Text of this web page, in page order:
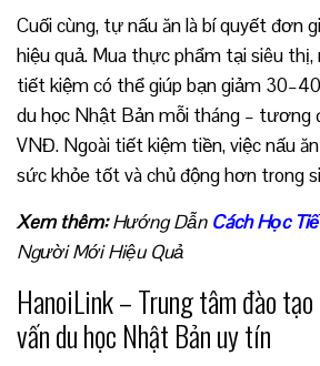
Cuối cùng, tự nấu ăn là bí quyết đơn
hiệu quả. Mua thực phẩm tại siêu
tiết kiệm có thể giúp bạn giảm
du học Nhật Bản mỗi tháng – tương
VNĐ. Ngoài tiết kiệm tiền, việc nấu
sức khỏe tốt và chủ động hơn trong
Xem thêm:Hướng Dẫn Cách Học
Người Mới Hiệu Quả
HanoiLink – Trung tâm đào
vấn du học Nhật Bản uy tín